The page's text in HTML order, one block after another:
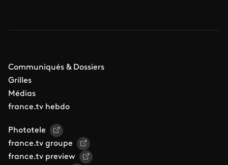
Communiqués & Dossiers
Grilles
Médias
france.tv hebdo
Phototele
france.tv groupe
france.tv preview